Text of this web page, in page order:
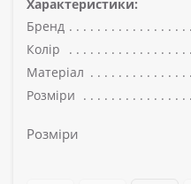
Характеристики:
Бренд
Колір
Матеріал
Розміри
Розміри